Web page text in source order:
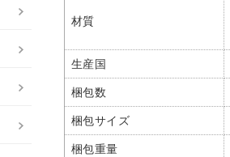
材質
生産国
梱包数
梱包サイズ
梱包重量